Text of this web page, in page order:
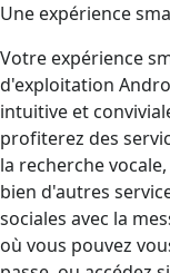
Une expérience
Votre expérience
d'exploitation
intuitive et
profiterez des
la recherche
bien d'autres
sociales avec la
où vous pouvez